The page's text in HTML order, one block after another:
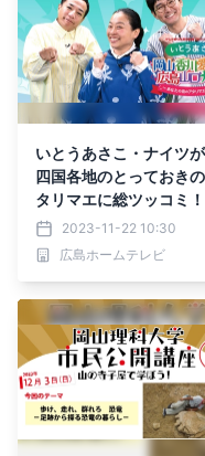
いとうあさこ・ナイツ
四国各地のとっておき
タリマエに総ツッコミ
四国ブロック特別番組
2023-11-22 10:30
広島ホームテレビ